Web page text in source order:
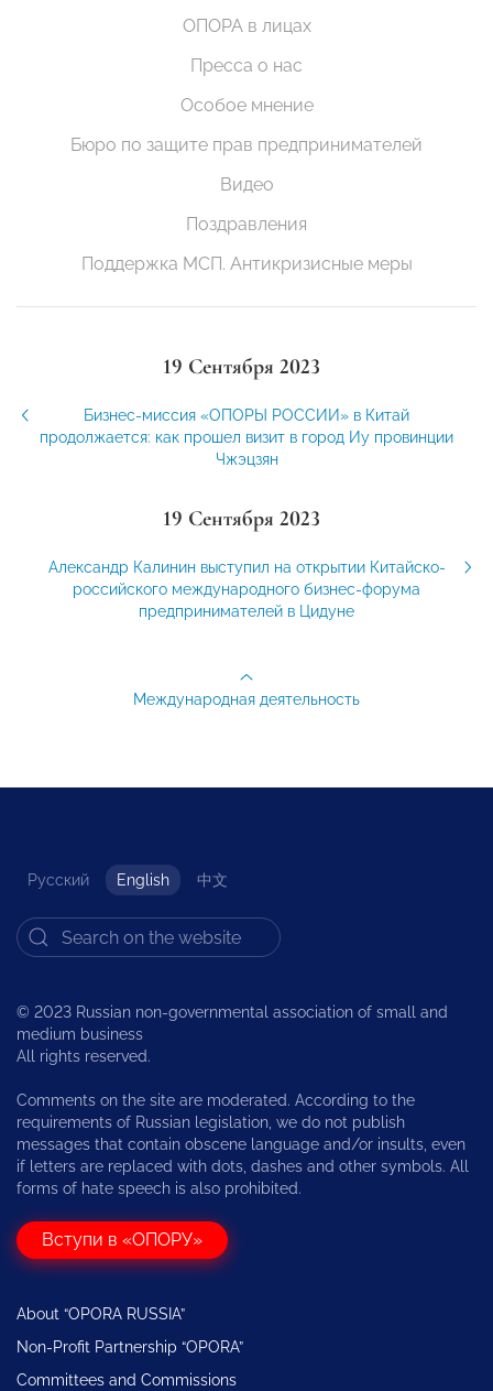
ОПОРА в лицах
Пресса о нас
Особое мнение
Бюро по защите прав предпринимателей
Видео
Поздравления
Поддержка МСП. Антикризисные меры
19 Сентября 2023
Бизнес-миссия «ОПОРЫ РОССИИ» в Китай
продолжается: как прошел визит в город Иу провинции
Чжэцзян
19 Сентября 2023
Александр Калинин выступил на открытии Китайско-
российского международного бизнес-форума
предпринимателей в Цидуне
Международная деятельность
Русский English 中文
© 2023 Russian non-governmental association of small and
medium business
All rights reserved.
Comments on the site are moderated. According to the
requirements of Russian legislation, we do not publish
messages that contain obscene language and/or insults, even
if letters are replaced with dots, dashes and other symbols. All
forms of hate speech is also prohibited.
Вступи в «ОПОРУ»
About “OPORA RUSSIA”
Non-Profit Partnership “OPORA”
Committees and Commissions